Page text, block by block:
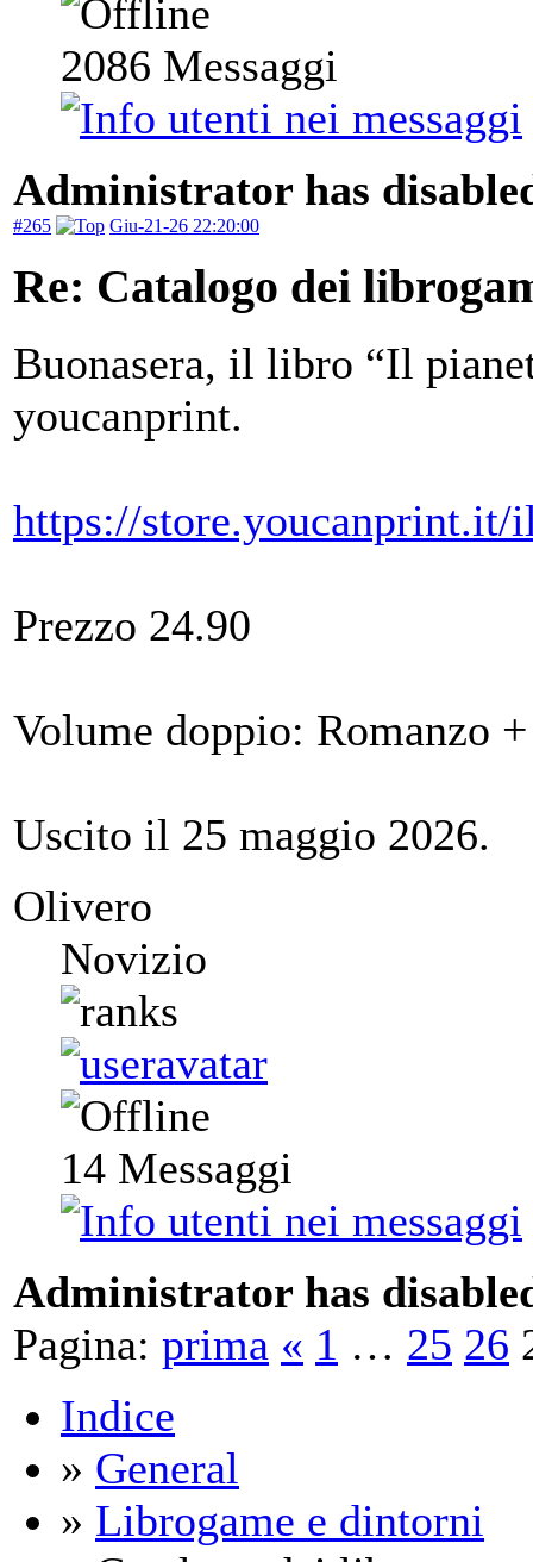
2086 Messaggi
Administrator has
#265 Giu-21-26 22:20:00
Re: Catalogo dei
Buonasera, il libro “Il
youcanprint.
https://
Prezzo 24.90
Volume doppio: Romanzo
Uscito il 25 maggio 2026.
Olivero
Novizio
14 Messaggi
Administrator has
Pagina: prima « 1 … 25 26
Indice
» General
» Librogame e dintorni